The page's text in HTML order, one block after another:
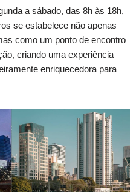
a sábado, das 8h às 18h,
se estabelece não apenas
como um ponto de encontro
criando uma experiência
enriquecedora para